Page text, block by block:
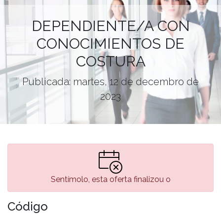
DEPENDIENTE/A CON
CONOCIMIENTOS DE
COSTURA
Publicada: martes, 12 de decembro de
2023
Sentímolo, esta oferta finalizou o
Código